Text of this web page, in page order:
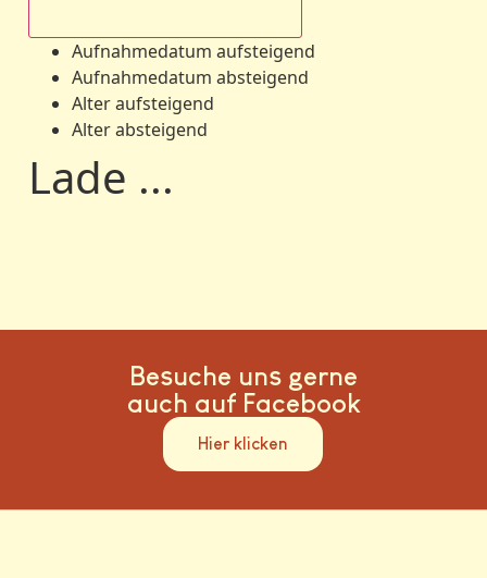
Aufnahmedatum aufsteigend
Aufnahmedatum absteigend
Alter aufsteigend
Alter absteigend
Lade ...
Besuche uns gerne
auch auf Facebook
Hier klicken